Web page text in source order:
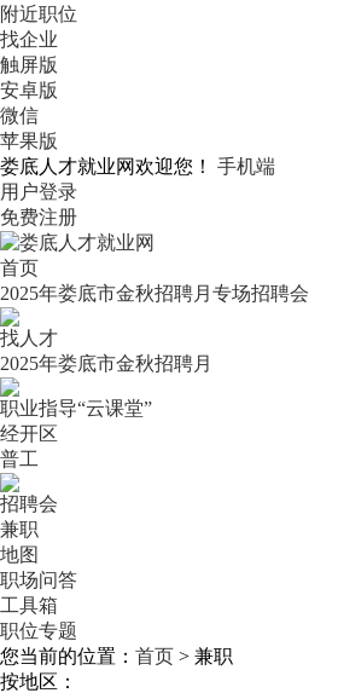
附近职位
找企业
触屏版
安卓版
微信
苹果版
娄底人才就业网欢迎您！
手机端
用户登录
免费注册
首页
2025年娄底市金秋招聘月专场招聘会
找人才
2025年娄底市金秋招聘月
职业指导“云课堂”
经开区
普工
招聘会
兼职
地图
职场问答
工具箱
职位专题
您当前的位置： 首页 > 兼职
按地区：